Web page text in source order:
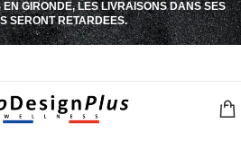
GIRONDE, LES LIVRAISONS DANS SES
SERONT RETARDEES.